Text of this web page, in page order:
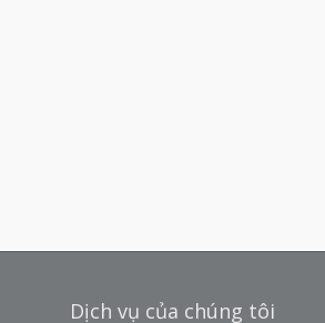
Dịch vụ của chúng tôi